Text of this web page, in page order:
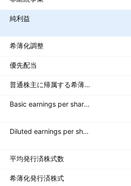
純利益
希薄化調整
優先配当
普通株主に帰属する希薄化純利益
Basic earnings per share (basic EPS)
Diluted earnings per share (diluted EPS)
平均発行済株式数
希薄化発行済株式